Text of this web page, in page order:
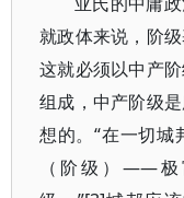
就政体来说，阶
这就必须以中产
组成，中产阶级
想的。“在一切城
（阶级）――